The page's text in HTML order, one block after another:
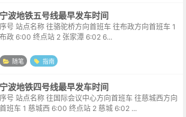
宁波地铁五号线最早发车时间
序号 站点名称 往骆驼桥方向首班车 往布政方向首班车 1
布政 6:00 终点站 2 张家潭 6:02 6...
随笔 指南
宁波地铁四号线最早发车时间
序号 站点名称 往国际会议中心方向首班车 往慈城西方向
首班车 1 慈城西 6:00 终点站 2 慈城 6:02 ...